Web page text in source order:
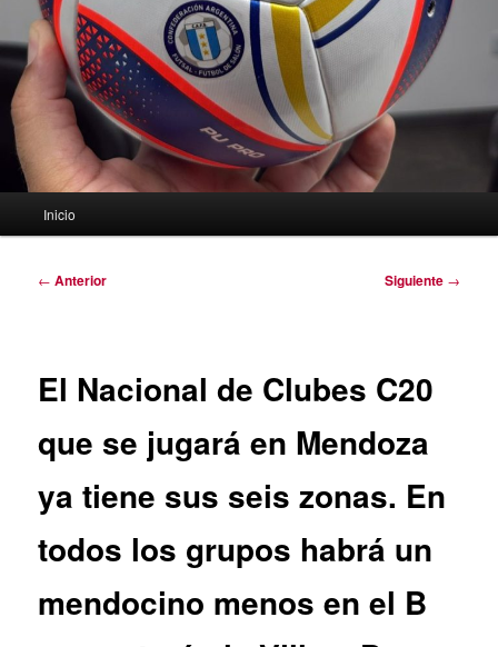
Inicio
Navegación
← Anterior Siguiente →
El Nacional de Clubes C20
que se jugará en Mendoza
ya tiene sus seis zonas. En
todos los grupos habrá un
mendocino menos en el B